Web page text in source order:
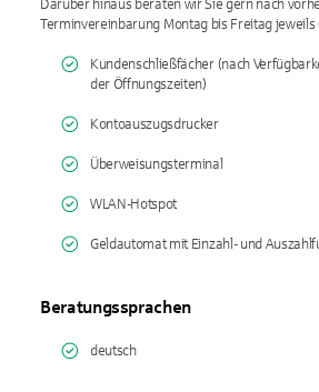
Darüber hinaus beraten wir Sie gern nach
Terminvereinbarung Montag bis Freitag jeweils
Kundenschließfächer (nach
der Öffnungszeiten)
Kontoauszugsdrucker
Überweisungsterminal
WLAN-Hotspot
Geldautomat mit Einzahl- und
Beratungssprachen
deutsch